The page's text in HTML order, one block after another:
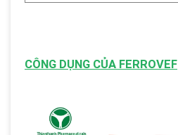
CÔNG DỤNG CỦA FERROVEF